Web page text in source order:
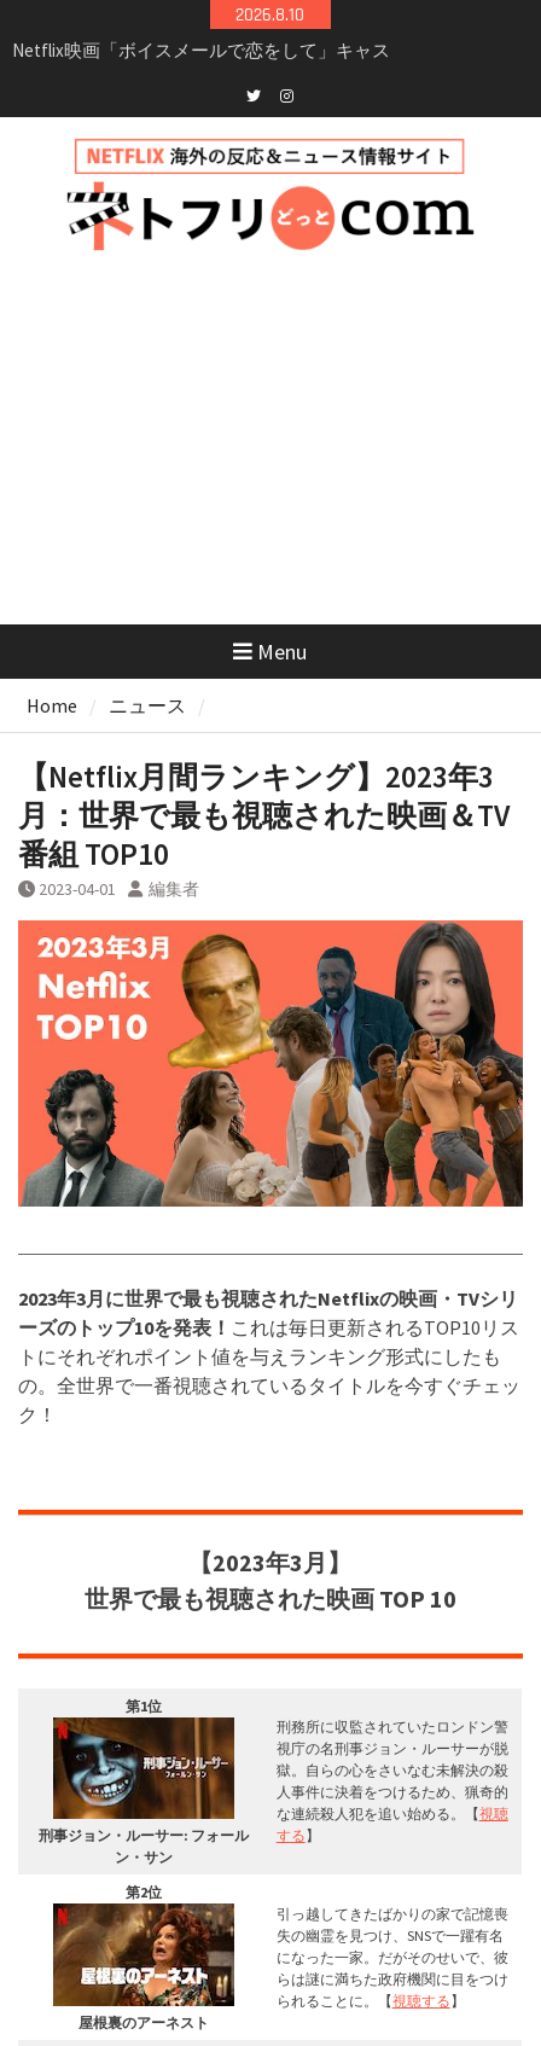
to
2026.8.10
Netflix「ハウス・オブ・ギネス」シーズン2が更
兄弟大騒動のコメディ映画「リトル・ブラザ
見どころまとめ
Netflix「アバター: 伝説の少年アン」シーズン2
完全ガイド｜キャスト・登場人物・あらすじ・
シーズン3最新情報
Twitterinstagram
Menu
Home ニュース
【Netflix月間ランキング】2023年3
月：世界で最も視聴された映画＆TV
番組 TOP10
2023-04-01 編集者
2023年3月に世界で最も視聴されたNetflixの映画・TVシリ
ーズのトップ10を発表！ これは毎日更新されるTOP10リス
トにそれぞれポイント値を与えランキング形式にしたも
の。全世界で一番視聴されているタイトルを今すぐチェッ
ク！
【2023年3月 】
世界で最も視聴された映画 TOP 10
第1位
刑事ジョン・ルーサー: フォール
ン・サン
刑務所に収監されていたロンドン警
視庁の名刑事ジョン・ルーサーが脱
獄。自らの心をさいなむ未解決の殺
人事件に決着をつけるため、猟奇的
な連続殺人犯を追い始める。【視聴
する】
第2位
屋根裏のアーネスト
引っ越してきたばかりの家で記憶喪
失の幽霊を見つけ、SNSで一躍有名
になった一家。だがそのせいで、彼
らは謎に満ちた政府機関に目をつけ
られることに。【視聴する】